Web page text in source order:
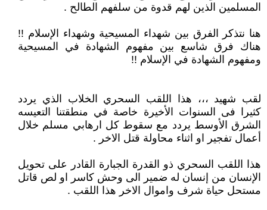
المسلمين الذين لهم قدوة من سلفهم الطالح .
هنا نتذكر الفرق بين شهداء المسيحية وشهداء الإسلام !!
هناك فرق شاسع بين مفهوم الشهادة في المسيحية
ومفهوم الشهادة في الإسلام !!
لقب شهيد ،،، هذا اللقب السحري الخلاب الذي يردد
كثيرا فى السنوات الأخيرة خاصة في منطقتنا التعيسه
الشرق الأوسط يردد مع سقوط كل ارهابي مسلم خلال
أعمال تفجير او اثناء محاولة قتل الاخر .
هذا اللقب السحري ذو القدرة الجبارة القادر على تحويل
الإنسان من إنسان له ضمير الى وحش كاسر او لص قاتل
مستحل حياة شرف واموال الاخر هذا اللقب .